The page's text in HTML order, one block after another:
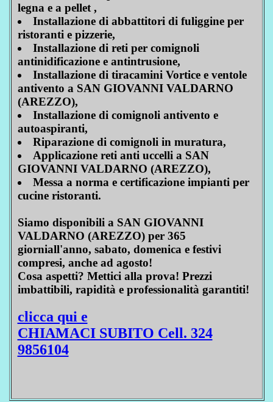
legna e a pellet ,
Installazione di abbattitori di fuliggine per
ristoranti e pizzerie,
Installazione di reti per comignoli
antinidificazione e antintrusione,
Installazione di tiracamini Vortice e ventole
antivento a SAN GIOVANNI VALDARNO
(AREZZO),
Installazione di comignoli antivento e
autoaspiranti,
Riparazione di comignoli in muratura,
Applicazione reti anti uccelli a SAN
GIOVANNI VALDARNO (AREZZO),
Messa a norma e certificazione impianti per
cucine ristoranti.
Siamo disponibili a SAN GIOVANNI
VALDARNO (AREZZO) per 365
giorniall'anno, sabato, domenica e festivi
compresi, anche ad agosto!
Cosa aspetti? Mettici alla prova! Prezzi
imbattibili, rapidità e professionalità garantiti!
clicca qui e
CHIAMACI SUBITO Cell. 324
9856104